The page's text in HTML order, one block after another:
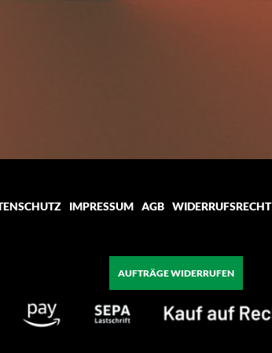
IMPRESSUM AGB WIDERRUFSRECHT
AUFTRÄGE WIDERRUFEN